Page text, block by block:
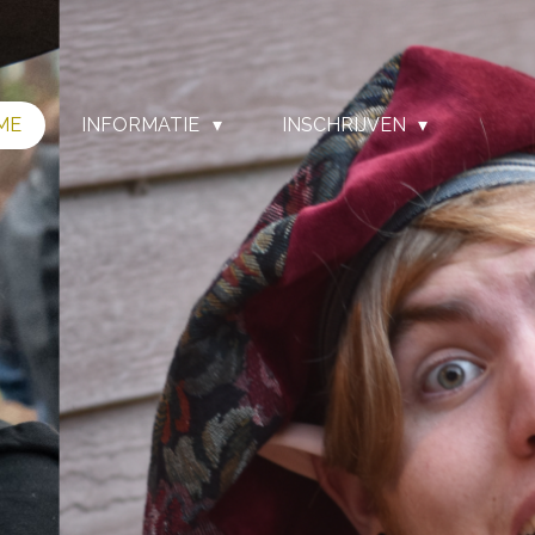
INFORMATIE INSCHRIJVEN